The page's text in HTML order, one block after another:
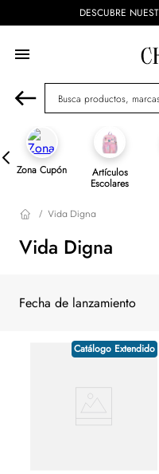
ENVÍOS
Busca productos,
Zona Cupón Artículos
Escolares
Vida Digna
Vida Digna
Fecha de lanzamiento
Catálogo Extendido